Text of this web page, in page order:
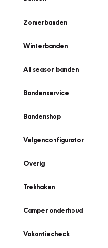
Zomerbanden
Winterbanden
All season banden
Bandenservice
Bandenshop
Velgenconfigurator
Overig
Trekhaken
Camper onderhoud
Vakantiecheck